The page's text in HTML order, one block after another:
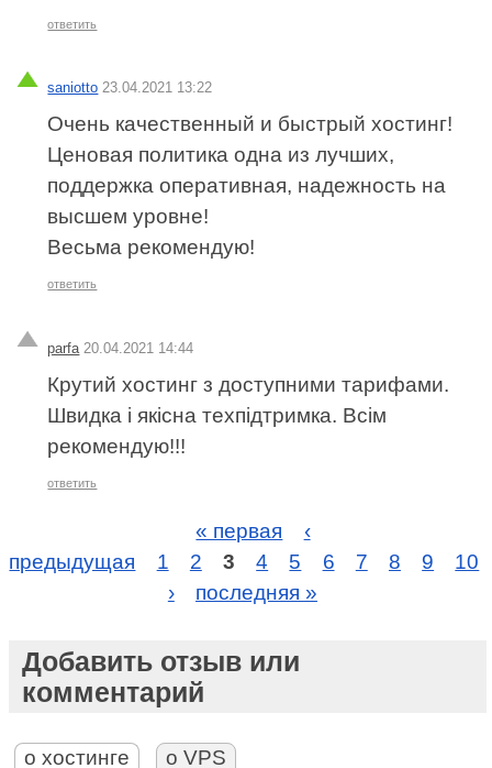
ответить
saniotto 23.04.2021 13:22
Очень качественный и быстрый хостинг!
Ценовая политика одна из лучших,
поддержка оперативная, надежность на
высшем уровне!
Весьма рекомендую!
ответить
parfa 20.04.2021 14:44
Крутий хостинг з доступними тарифами.
Швидка і якісна техпідтримка. Всім
рекомендую!!!
ответить
« первая
‹
предыдущая
1 2 3 4 5 6 7 8 9
10
›
последняя »
Добавить отзыв или
комментарий
о хостинге о VPS